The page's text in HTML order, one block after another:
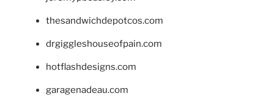
thesandwichdepotcos.com
drgiggleshouseofpain.com
hotflashdesigns.com
garagenadeau.com